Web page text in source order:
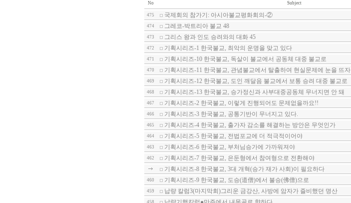
No Subject
475 국제회의 참가기: 아시아불교평화회의-②
474 그레코-박트리아 불교 48
473 그리스 왕과 인도 승려와의 대화 45
472 기획시리즈-1 한국불교, 최악의 운명을 맞고 있다
471 기획시리즈-10 한국불교, 독살이 불교에서 공동체 대중 불교로
470 기획시리즈-11 한국불교, 관념불교에서 탈출하여 현실문제에 눈을 뜨자
469 기획시리즈-12 한국불교, 도인 깨달음 불교에서 보통 승려 대중 불교로
468 기획시리즈-13 한국불교, 승가정신과 사부대중공동체 무너지면 안 돼
467 기획시리즈-2 한국불교, 이렇게 진행되어도 문제없을까요!!
466 기획시리즈-3 한국불교, 공통기반이 무너지고 있다.
465 기획시리즈-4 한국불교, 출가자 감소를 해결하는 방안은 무엇인가
464 기획시리즈-5 한국불교, 전법포교에 더 적극적이어야
463 기획시리즈-6 한국불교, 부처님승가에 가까워져야
462 기획시리즈-7 한국불교, 은둔형에서 참여형으로 전환해야
기획시리즈-8 한국불교, 3대 개혁(승가 재가 사회)이 필요하다
460 기획시리즈-9 한국불교, 도승(道僧)에서 불승(佛僧)으로
459 납량 칼럼3(마지막회)그리운 금강산, 사방에 암자가 즐비했던 명산
458